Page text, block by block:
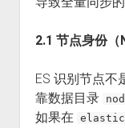
2.1 节点身份
ES 识别节点不
靠数据目录
如果在